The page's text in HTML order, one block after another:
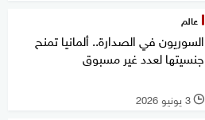
عالم
السوريون في الصدارة.. ألمانيا تمنح
جنسيتها لعدد غير مسبوق
l 3 يونيو 2026